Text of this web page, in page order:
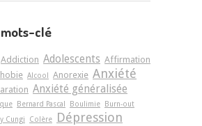
clé
Addiction Adolescents Affirmation
Alcool Anorexie Anxiété
Anxiété généralisée
Bernard Pascal Boulimie
Burn-out
Cungi Colère Dépression